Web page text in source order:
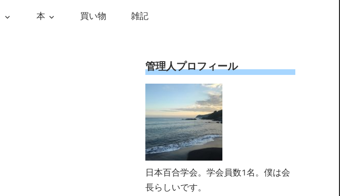
本 買い物 雑記
管理人プロフィール
日本百合学会。学会員数1名。僕は会
長らしいです。